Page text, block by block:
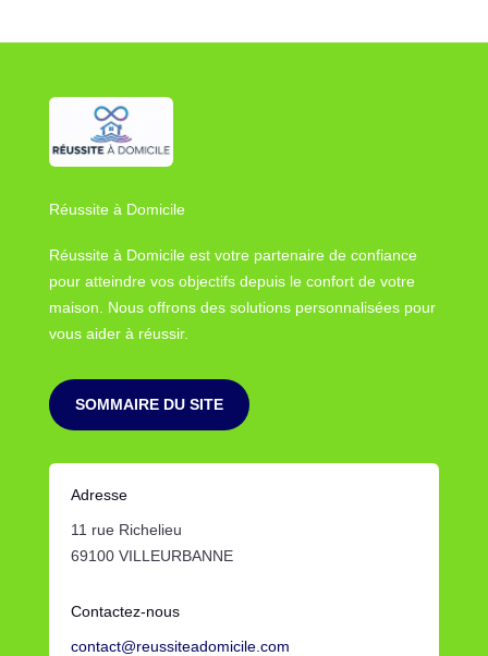
Réussite à Domicile
Réussite à Domicile est votre partenaire de confiance
pour atteindre vos objectifs depuis le confort de votre
maison. Nous offrons des solutions personnalisées pour
vous aider à réussir.
SOMMAIRE DU SITE
Adresse
11 rue Richelieu
69100 VILLEURBANNE
Contactez-nous
contact@reussiteadomicile.com